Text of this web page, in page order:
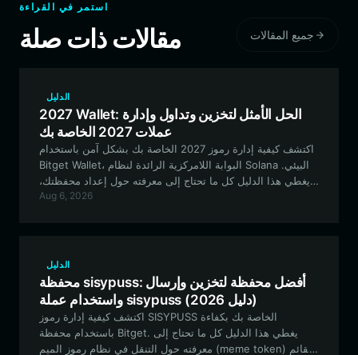
استمر في القراءة
مقالات ذات صلة جميع المقالات
الدليل
2027 Wallet: الحل الأمثل لتخزين وتداول وإدارة
عملات 2027 الخاصة بك
اكتشف كيفية إدارة رموز 2027 الخاصة بك بشكل آمن باستخدام
Bitget Wallet، البوابة اللامركزية الرائدة لنظام Solana البيئي.
يغطي هذا الدليل كل ما تحتاج إلى معرفته حول إعداد محفظتك،
Aug 6, 2026
الدليل
محفظة sisypuss: أفضل محفظة لتخزين وإرسال
واستخدام عملة sisypuss (دليل 2026)
اكتشف كيفية إدارة رموز SISYPUSS الخاصة بك بكفاءة
باستخدام محفظة Bitget. يغطي هذا الدليل كل ما تحتاج إلى
معرفته حول التنقل في نظام رموز الميم (meme token) القائم